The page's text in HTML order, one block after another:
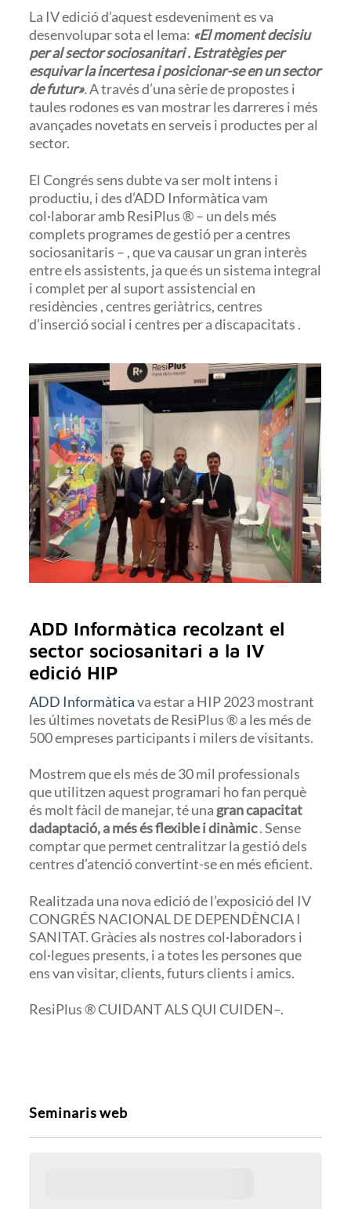
La IV edició d’aquest esdeveniment es va
desenvolupar sota el lema: «El moment decisiu
per al sector sociosanitari . Estratègies per
esquivar la incertesa i posicionar-se en un sector
de futur».A través d’una sèrie de propostes i
taules rodones es van mostrar les darreres i més
avançades novetats en serveis i productes per al
sector.
El Congrés sens dubte va ser molt intens i
productiu, i des d’ADD Informàtica vam
col·laborar amb ResiPlus ® – un dels més
complets programes de gestió per a centres
sociosanitaris – , que va causar un gran interès
entre els assistents, ja que és un sistema integral
i complet per al suport assistencial en
residències , centres geriàtrics, centres
d’inserció social i centres per a discapacitats .
ADD Informàtica recolzant el
sector sociosanitari a la IV
edició HIP
ADD Informàticava estar a HIP 2023 mostrant
les últimes novetats de ResiPlus ® a les més de
500 empreses participants i milers de visitants.
Mostrem que els més de 30 mil professionals
que utilitzen aquest programari ho fan perquè
és molt fàcil de manejar, té unagran capacitat
dadaptació, a més és flexible i dinàmic. Sense
comptar que permet centralitzar la gestió dels
centres d’atenció convertint-se en més eficient.
Realitzada una nova edició de l’exposició del IV
CONGRÉS NACIONAL DE DEPENDÈNCIA I
SANITAT. Gràcies als nostres col·laboradors i
col·legues presents, i a totes les persones que
ens van visitar, clients, futurs clients i amics.
ResiPlus ® CUIDANT ALS QUI CUIDEN–.
Seminaris web